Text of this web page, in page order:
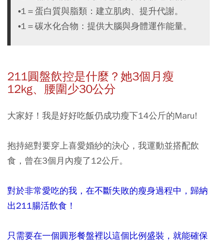
•1＝蛋白質與脂類：建立肌肉、提升代謝。
•1＝碳水化合物：提供大腦與身體運作能量。
211圓盤飲控是什麼？她3個月瘦
12kg、腰圍少30公分
大家好！我是好好吃飯仍成功瘦下14公斤的Maru!
抱持絕對要穿上喜愛婚紗的決心，我運動並搭配飲
食，曾在3個月內瘦了12公斤。
對於非常愛吃的我，在不斷失敗的瘦身過程中，歸納
出211腸活飲食！
只需要在一個圓形餐盤裡以這個比例盛裝，就能確保